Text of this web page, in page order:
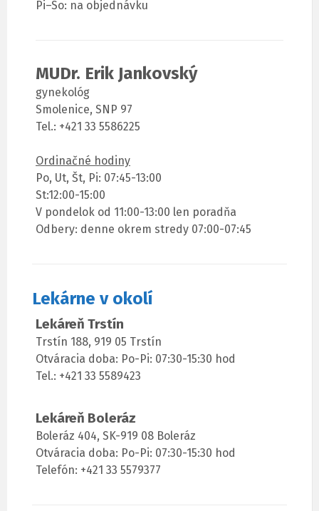
Pi–So: na objednávku
MUDr. Erik Jankovský
gynekológ
Smolenice, SNP 97
Tel.: +421 33 5586225
Ordinačné hodiny
Po, Ut, Št, Pi: 07:45-13:00
St:12:00-15:00
V pondelok od 11:00-13:00 len poradňa
Odbery: denne okrem stredy 07:00-07:45
Lekárne v okolí
Lekáreň Trstín
Trstín 188, 919 05 Trstín
Otváracia doba: Po-Pi: 07:30-15:30 hod
Tel.: +421 33 5589423
Lekáreň Boleráz
Boleráz 404, SK-919 08 Boleráz
Otváracia doba: Po-Pi: 07:30-15:30 hod
Telefón: +421 33 5579377